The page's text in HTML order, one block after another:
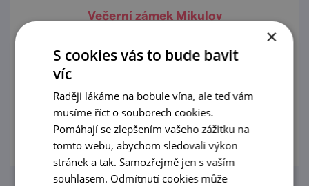
Večerní zámek Mikulov
Tematické večerní prohlídky zámecké
expozice Galerie Dietrichsteinů.
prohlédnout
×
S cookies vás to bude bavit
víc
Raději lákáme na bobule vína, ale teď vám
musíme říct o souborech cookies.
Pomáhají se zlepšením vašeho zážitku na
tomto webu, abychom sledovali výkon
stránek a tak. Samozřejmě jen s vaším
souhlasem. Odmítnutí cookies může